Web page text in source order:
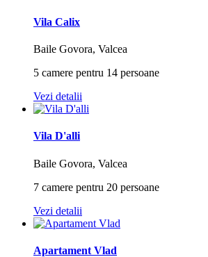
Vila Calix
Baile Govora, Valcea
5 camere pentru 14 persoane
Vezi detalii
Vila D'alli
Baile Govora, Valcea
7 camere pentru 20 persoane
Vezi detalii
Apartament Vlad